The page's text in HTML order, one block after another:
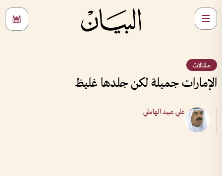
مقالات
الإمارات جميلة لكن جلدها غليظ
علي عبيد الهاملي